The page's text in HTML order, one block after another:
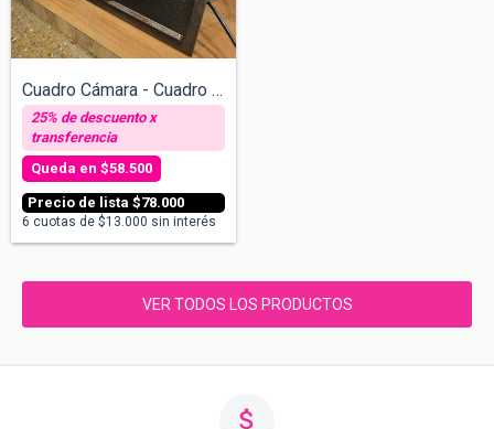
Cuadro Cámara - Cuadro con espejos v/tam...
$78.000
$58.500
6 cuotas de $13.000 sin interés
VER TODOS LOS PRODUCTOS